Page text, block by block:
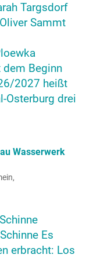
Targsdorf
Sammt
Beginn
2027 heißt
Osterburg drei
Wasserwerk
,
Es
erbracht: Los